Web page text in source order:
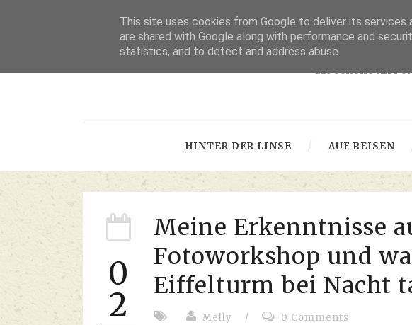
thru
HINTER DER LINSE AUF REISEN
0
2
Meine Erkenntnisse
Fotoworkshop und
Eiffelturm bei Nacht
Melly / 0 Comments
This site uses cookies from Google to deliver its services
are shared with Google along with performance and
statistics, and to detect and address abuse.